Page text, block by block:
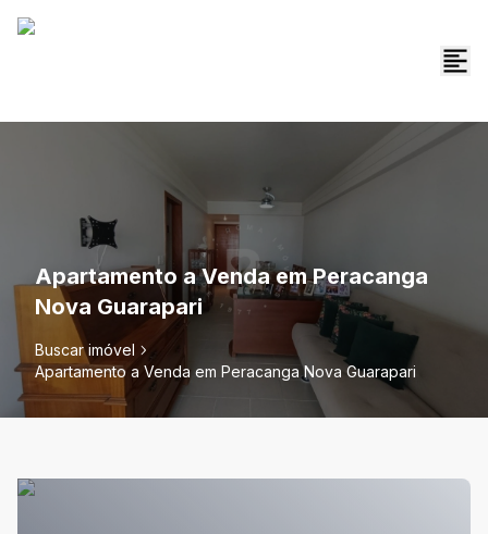
Apartamento a Venda em Peracanga
Nova Guarapari
Buscar imóvel
Apartamento a Venda em Peracanga Nova Guarapari